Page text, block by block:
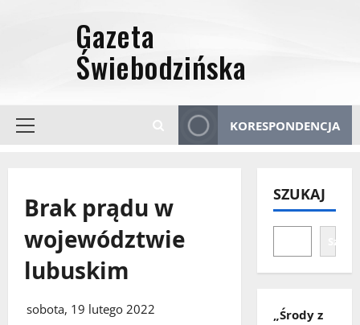
Menu
KORESPONDENCJA
Brak prądu w
województwie
lubuskim
sobota, 19 lutego 2022
SZUKAJ
„Środy z